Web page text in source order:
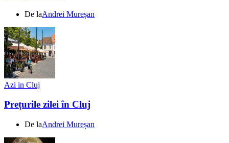
De laAndrei Mureșan
Azi in Cluj
Prețurile zilei în Cluj
De laAndrei Mureșan